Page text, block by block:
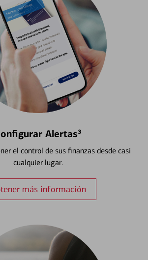
Alertas³
el control de sus finanzas desde casi
cualquier lugar.
más información